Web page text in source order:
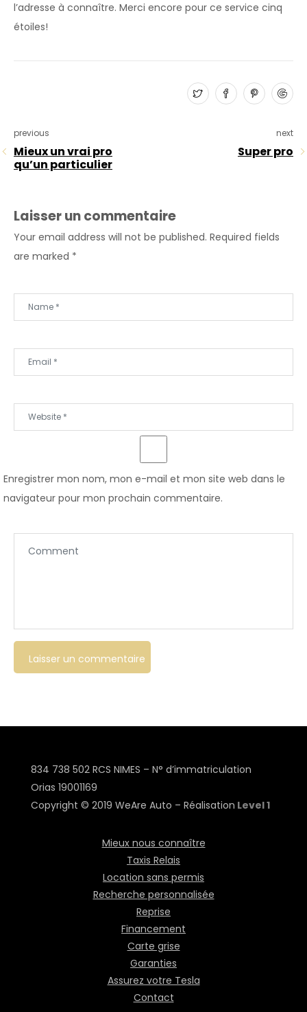
l’adresse à connaître. Merci encore pour ce service cinq
étoiles!
previous
Mieux un vrai pro
qu’un particulier
next
Super pro
Laisser un commentaire
Your email address will not be published. Required fields
are marked *
Enregistrer mon nom, mon e-mail et mon site web dans le
navigateur pour mon prochain commentaire.
834 738 502 RCS NIMES – N° d’immatriculation
Orias 19001169
Copyright © 2019 WeAre Auto – Réalisation Level 1
Mieux nous connaître
Taxis Relais
Location sans permis
Recherche personnalisée
Reprise
Financement
Carte grise
Garanties
Assurez votre Tesla
Contact